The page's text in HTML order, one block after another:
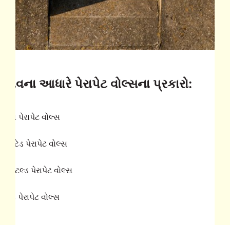
આધારે પેરાપેટ વોલ્સના પ્રકારો:
પેરાપેટ વોલ્સ
પેરાપેટ વોલ્સ
પેરાપેટ વોલ્સ
પેરાપેટ વોલ્સ